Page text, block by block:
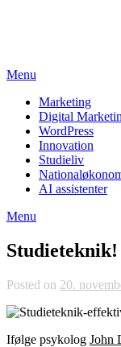
Menu
Marketing
Digital
WordPress
Innovation
Studieliv
AI assistenter
Menu
Studieteknik!
Posted on 20.
Ifølge psykolog John